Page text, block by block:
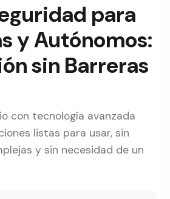
para
y Autónomos:
sin Barreras
con tecnología avanzada
listas para usar, sin
y sin necesidad de un